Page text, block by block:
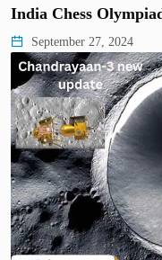
India Chess
September 27, 2024